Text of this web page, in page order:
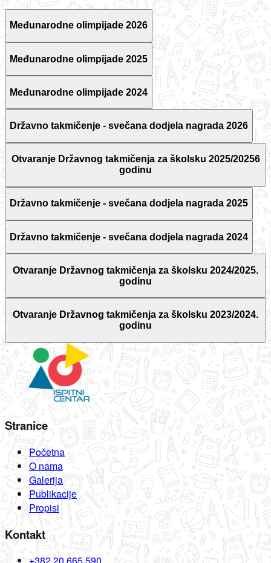
Međunarodne olimpijade 2026
Međunarodne olimpijade 2025
Međunarodne olimpijade 2024
Državno takmičenje - svečana dodjela nagrada 2026
Otvaranje Državnog takmičenja za školsku 2025/20256
godinu
Državno takmičenje - svečana dodjela nagrada 2025
Državno takmičenje - svečana dodjela nagrada 2024
Otvaranje Državnog takmičenja za školsku 2024/2025.
godinu
Otvaranje Državnog takmičenja za školsku 2023/2024.
godinu
Stranice
Početna
O nama
Galerija
Publikacije
Propisi
Kontakt